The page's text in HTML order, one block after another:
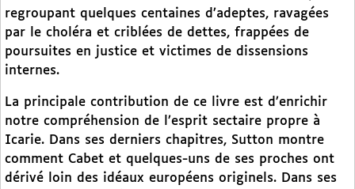
regroupant quelques centaines d’adeptes, ravagées
par le choléra et criblées de dettes, frappées de
poursuites en justice et victimes de dissensions
internes.
La principale contribution de ce livre est d’enrichir
notre compréhension de l’esprit sectaire propre à
Icarie. Dans ses derniers chapitres, Sutton montre
comment Cabet et quelques-uns de ses proches ont
dérivé loin des idéaux européens originels. Dans ses